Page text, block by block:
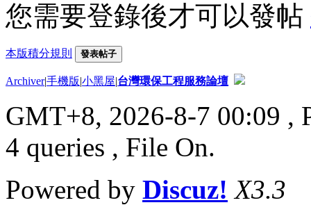
您需要登錄後才可以發帖
本版積分規則 發表帖子
Archiver|手機版|小黑屋|台灣環保工程服務論壇
GMT+8, 2026-8-7 00:09 ,
4 queries , File On.
Powered by Discuz! X3.3